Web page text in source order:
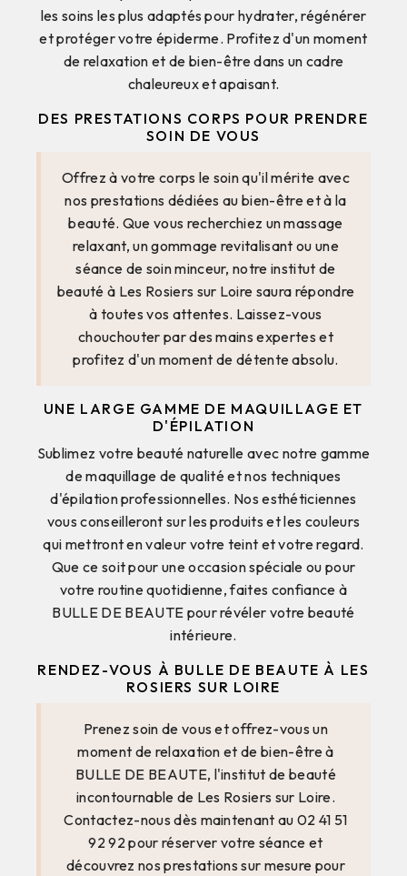
les soins les plus adaptés pour hydrater, régénérer
et protéger votre épiderme. Profitez d'un moment
de relaxation et de bien-être dans un cadre
chaleureux et apaisant.
DES PRESTATIONS CORPS POUR PRENDRE
SOIN DE VOUS
Offrez à votre corps le soin qu'il mérite avec
nos prestations dédiées au bien-être et à la
beauté. Que vous recherchiez un massage
relaxant, un gommage revitalisant ou une
séance de soin minceur, notre institut de
beauté à Les Rosiers sur Loire saura répondre
à toutes vos attentes. Laissez-vous
chouchouter par des mains expertes et
profitez d'un moment de détente absolu.
UNE LARGE GAMME DE MAQUILLAGE ET
D'ÉPILATION
Sublimez votre beauté naturelle avec notre gamme
de maquillage de qualité et nos techniques
d'épilation professionnelles. Nos esthéticiennes
vous conseilleront sur les produits et les couleurs
qui mettront en valeur votre teint et votre regard.
Que ce soit pour une occasion spéciale ou pour
votre routine quotidienne, faites confiance à
BULLE DE BEAUTE pour révéler votre beauté
intérieure.
RENDEZ-VOUS À BULLE DE BEAUTE À LES
ROSIERS SUR LOIRE
Prenez soin de vous et offrez-vous un
moment de relaxation et de bien-être à
BULLE DE BEAUTE, l'institut de beauté
incontournable de Les Rosiers sur Loire.
Contactez-nous dès maintenant au 02 41 51
92 92 pour réserver votre séance et
découvrez nos prestations sur mesure pour